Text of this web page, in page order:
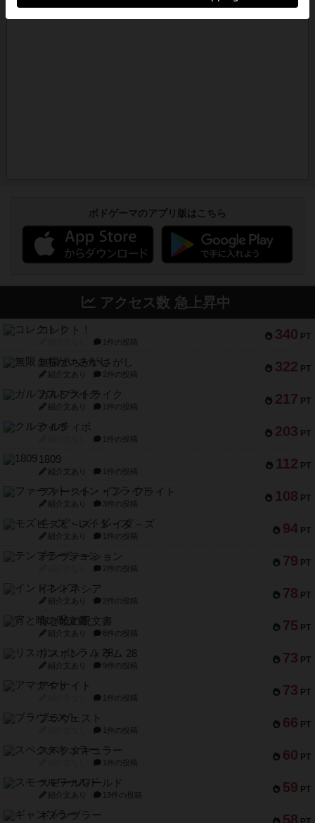
ボドゲーマのアプリ版はこちら
アクセス数 急上昇中
340 PT
コレクト！
1件の投稿
322 PT
無限まちがいさがし
紹介文あり 2件の投稿
217 PT
ガルフストライク
紹介文あり 1件の投稿
203 PT
クルティボ
1件の投稿
112 PT
1809
紹介文あり 1件の投稿
108 PT
ファースト・イン・フライト
紹介文あり 3件の投稿
94 PT
モズビ－ズ・レイダ－ズ
紹介文あり 1件の投稿
79 PT
テンプテーション
2件の投稿
78 PT
インドネシア
紹介文あり 2件の投稿
75 PT
宵と暁の呪文書
紹介文あり 8件の投稿
73 PT
リスボン・トラム 28
紹介文あり 9件の投稿
73 PT
アマナイト
1件の投稿
66 PT
ブラヴェスト
1件の投稿
60 PT
スペクタキュラー
1件の投稿
59 PT
スモールワールド
紹介文あり 13件の投稿
58
ギャンブラー